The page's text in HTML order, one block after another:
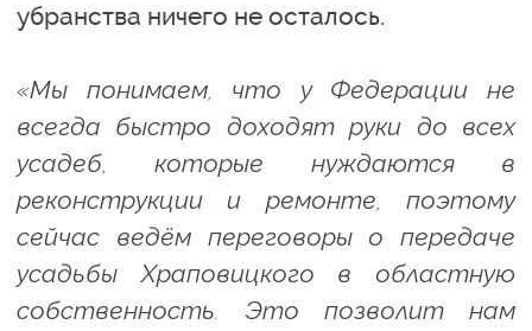
убранства ничего не осталось.
«Мы понимаем, что у Федерации не
всегда быстро доходят руки до всех
усадеб, которые нуждаются в
реконструкции и ремонте, поэтому
сейчас ведём переговоры о передаче
усадьбы Храповицкого в областную
собственность. Это позволит нам